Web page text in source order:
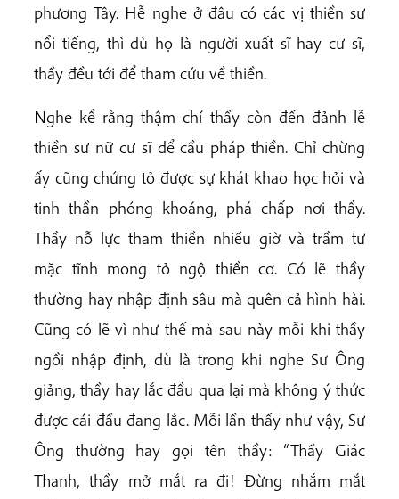
phương Tây. Hễ nghe ở đâu có các vị thiền sư
nổi tiếng, thì dù họ là người xuất sĩ hay cư sĩ,
thầy đều tới để tham cứu về thiền.
Nghe kể rằng thậm chí thầy còn đến đảnh lễ
thiền sư nữ cư sĩ để cầu pháp thiền. Chỉ chừng
ấy cũng chứng tỏ được sự khát khao học hỏi và
tinh thần phóng khoáng, phá chấp nơi thầy.
Thầy nỗ lực tham thiền nhiều giờ và trầm tư
mặc tĩnh mong tỏ ngộ thiền cơ. Có lẽ thầy
thường hay nhập định sâu mà quên cả hình hài.
Cũng có lẽ vì như thế mà sau này mỗi khi thầy
ngồi nhập định, dù là trong khi nghe Sư Ông
giảng, thầy hay lắc đầu qua lại mà không ý thức
được cái đầu đang lắc. Mỗi lần thấy như vậy, Sư
Ông thường hay gọi tên thầy: “Thầy Giác
Thanh, thầy mở mắt ra đi! Đừng nhắm mắt